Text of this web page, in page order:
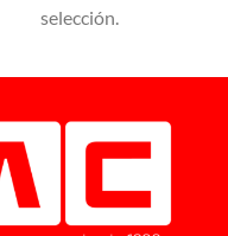
selección.